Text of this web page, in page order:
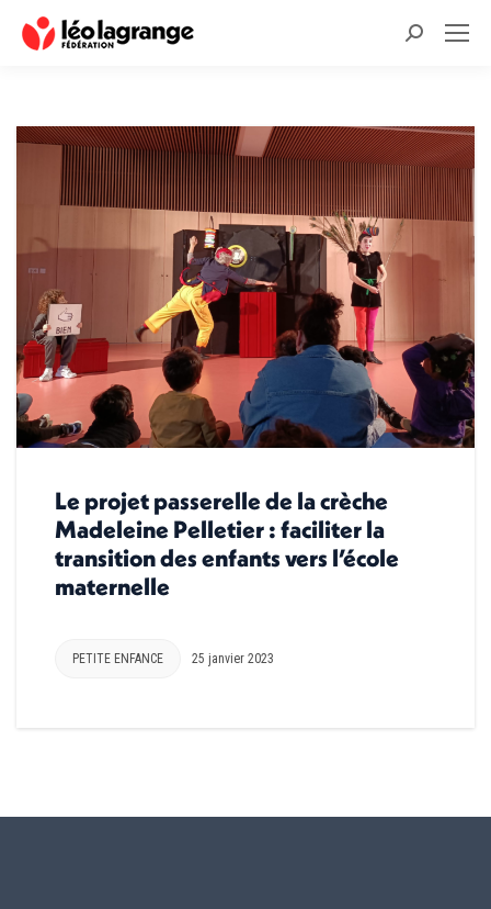
Recherche
Le projet passerelle de la crèche
Madeleine Pelletier : faciliter la
transition des enfants vers l’école
maternelle
PETITE ENFANCE 25 janvier 2023